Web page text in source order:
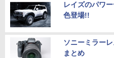
レイズのパワ
色登場!!
ソニーミラー
まとめ